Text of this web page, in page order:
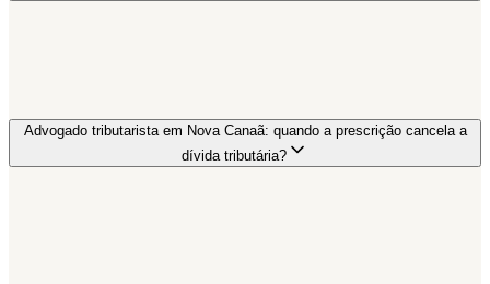
Advogado tributarista em Nova Canaã: quando a prescrição cancela a
dívida tributária?